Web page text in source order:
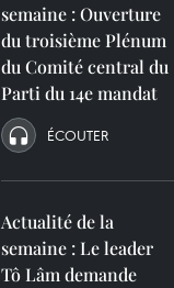
semaine : Ouverture
du troisième Plénum
du Comité central du
Parti du 14e mandat
ÉCOUTER
Actualité de la
semaine : Le leader
Tô Lâm demande